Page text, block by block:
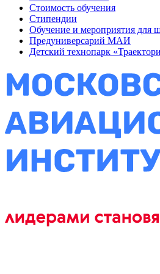
Стоимость обучения
Стипендии
Обучение и мероприятия для
Предуниверсарий МАИ
Детский технопарк